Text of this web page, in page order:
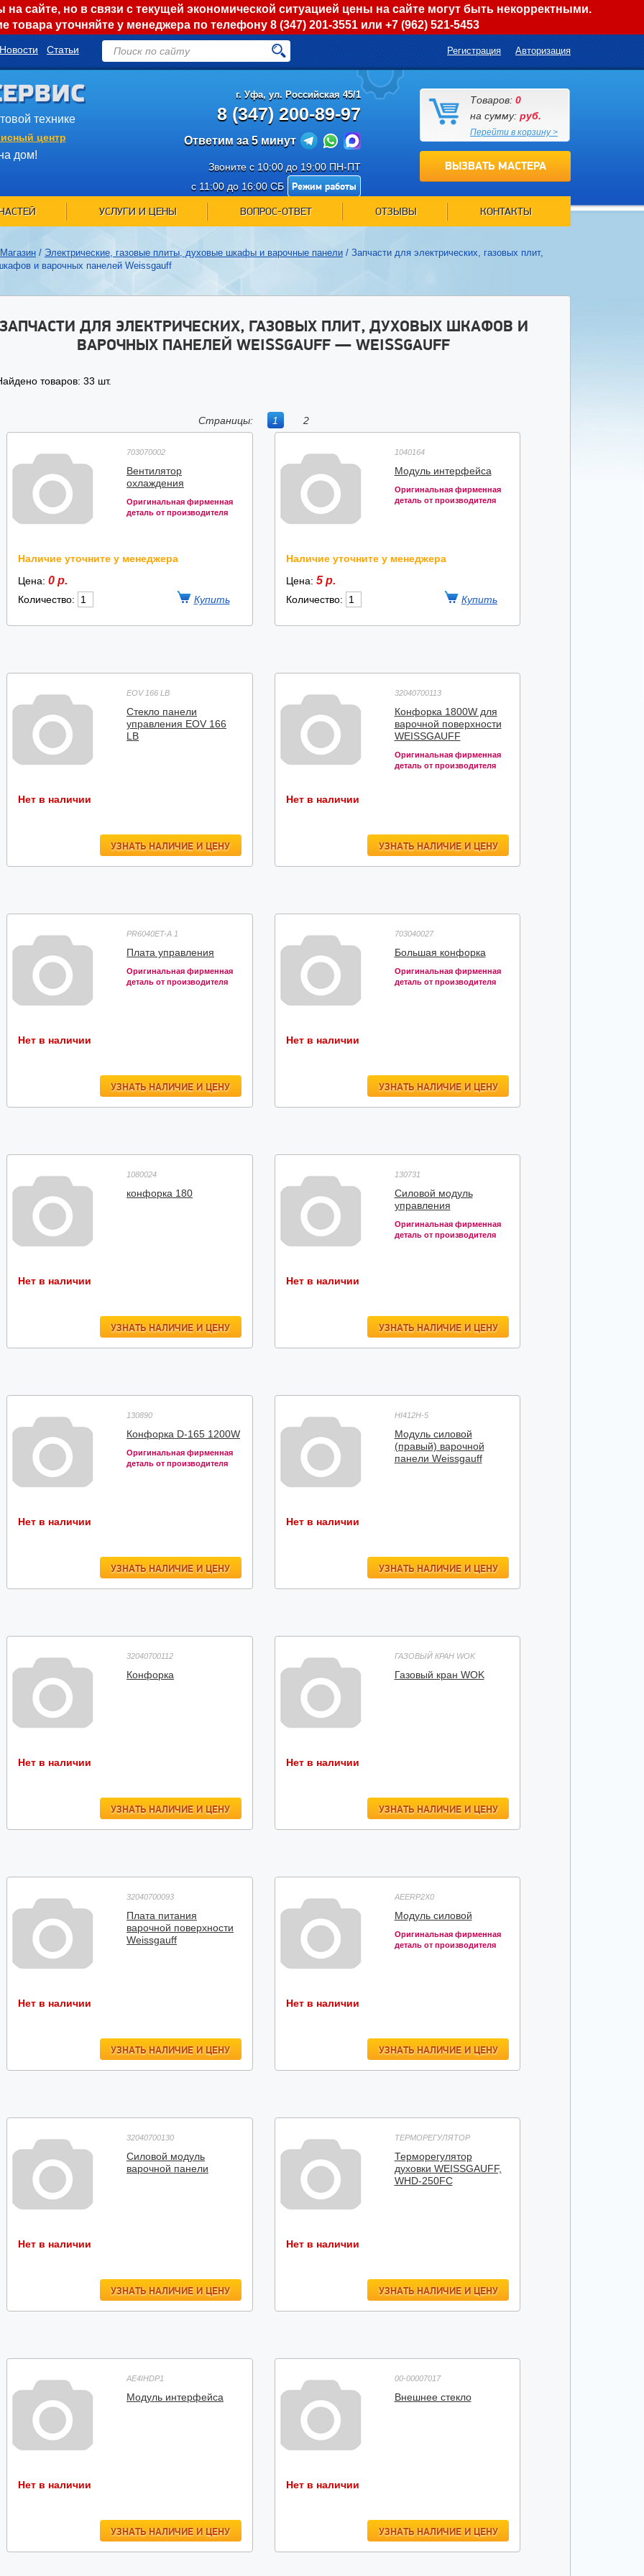
сайте, но в связи с текущей экономической ситуацией цены на сайте могут быть некорректными.
товара уточняйте у менеджера по телефону 8 (347) 201-3551или +7 (962) 521-5453
Новости Статьи Регистрация Авторизация
технике
центр
дом!
г. Уфа, ул. Российская 45/1
8 (347) 200-89-97
Ответим за 5 минут
Звоните с 10:00 до 19:00 ПН-ПТ
с 11:00 до 16:00 СБ
Режим работы
Товаров: 0
на сумму: руб.
Перейти в корзину >
ВЫЗВАТЬ МАСТЕРА
УСЛУГИ И ЦЕНЫ ВОПРОС-ОТВЕТ ОТЗЫВЫ КОНТАКТЫ
Магазин / Электрические, газовые плиты, духовые шкафы и варочные панели / Запчасти для электрических, газовых плит,
и варочных панелей Weissgauff
ЗАПЧАСТИ ДЛЯ ЭЛЕКТРИЧЕСКИХ, ГАЗОВЫХ ПЛИТ, ДУХОВЫХ ШКАФОВ И
ВАРОЧНЫХ ПАНЕЛЕЙ WEISSGAUFF — WEISSGAUFF
товаров: 33 шт.
Страницы: 1 2
703070002
Вентилятор
охлаждения
Оригинальная фирменная
деталь от производителя
Наличие уточните у менеджера
Цена: 0 р.
Количество:
1040164
Модуль интерфейса
Оригинальная фирменная
деталь от производителя
Наличие уточните у менеджера
Цена: 5 р.
Количество:
EOV 166 LB
Стекло панели
управления EOV 166
LB
УЗНАТЬ НАЛИЧИЕ И ЦЕНУ
Нет в наличии
32040700113
Конфорка 1800W для
варочной поверхности
WEISSGAUFF
Оригинальная фирменная
деталь от производителя
УЗНАТЬ НАЛИЧИЕ И ЦЕНУ
Нет в наличии
PR6040ET-A 1
Плата управления
Оригинальная фирменная
деталь от производителя
УЗНАТЬ НАЛИЧИЕ И ЦЕНУ
Нет в наличии
703040027
Большая конфорка
Оригинальная фирменная
деталь от производителя
УЗНАТЬ НАЛИЧИЕ И ЦЕНУ
Нет в наличии
1080024
конфорка 180
УЗНАТЬ НАЛИЧИЕ И ЦЕНУ
Нет в наличии
130731
Силовой модуль
управления
Оригинальная фирменная
деталь от производителя
УЗНАТЬ НАЛИЧИЕ И ЦЕНУ
Нет в наличии
130890
Конфорка D-165 1200W
Оригинальная фирменная
деталь от производителя
УЗНАТЬ НАЛИЧИЕ И ЦЕНУ
Нет в наличии
HI412H-5
Модуль силовой
(правый) варочной
панели Weissgauff
УЗНАТЬ НАЛИЧИЕ И ЦЕНУ
Нет в наличии
32040700112
Конфорка
УЗНАТЬ НАЛИЧИЕ И ЦЕНУ
Нет в наличии
ГАЗОВЫЙ КРАН WOK
Газовый кран WOK
УЗНАТЬ НАЛИЧИЕ И ЦЕНУ
Нет в наличии
32040700093
Плата питания
варочной поверхности
Weissgauff
УЗНАТЬ НАЛИЧИЕ И ЦЕНУ
Нет в наличии
AEERP2X0
Модуль силовой
Оригинальная фирменная
деталь от производителя
УЗНАТЬ НАЛИЧИЕ И ЦЕНУ
Нет в наличии
32040700130
Силовой модуль
варочной панели
УЗНАТЬ НАЛИЧИЕ И ЦЕНУ
Нет в наличии
ТЕРМОРЕГУЛЯТОР
Терморегулятор
духовки WEISSGAUFF,
WHD-250FC
УЗНАТЬ НАЛИЧИЕ И ЦЕНУ
Нет в наличии
AE4IHDP1
Модуль интерфейса
УЗНАТЬ НАЛИЧИЕ И ЦЕНУ
Нет в наличии
00-00007017
Внешнее стекло
УЗНАТЬ НАЛИЧИЕ И ЦЕНУ
Нет в наличии